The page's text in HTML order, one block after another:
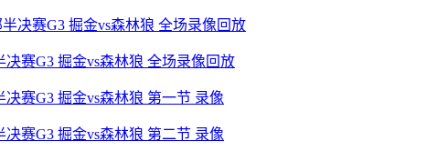
决赛G3 掘金vs森林狼 全场录像回放
赛G3 掘金vs森林狼 全场录像回放
赛G3 掘金vs森林狼 第一节 录像
赛G3 掘金vs森林狼 第二节 录像